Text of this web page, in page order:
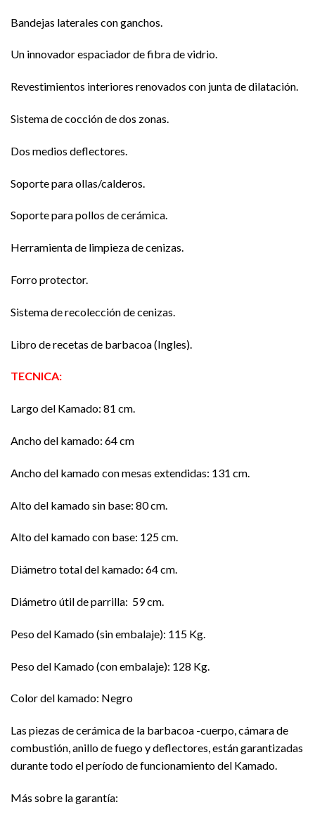
Bandejas laterales con ganchos.
Un innovador espaciador de fibra de vidrio.
Revestimientos interiores renovados con junta de dilatación.
Sistema de cocción de dos zonas.
Dos medios deflectores.
Soporte para ollas/calderos.
Soporte para pollos de cerámica.
Herramienta de limpieza de cenizas.
Forro protector.
Sistema de recolección de cenizas.
Libro de recetas de barbacoa (Ingles).
TECNICA:
Largo del Kamado: 81 cm.
Ancho del kamado: 64 cm
Ancho del kamado con mesas extendidas: 131 cm.
Alto del kamado sin base: 80 cm.
Alto del kamado con base: 125 cm.
Diámetro total del kamado: 64 cm.
Diámetro útil de parrilla: 59 cm.
Peso del Kamado (sin embalaje): 115 Kg.
Peso del Kamado (con embalaje): 128 Kg.
Color del kamado: Negro
Las piezas de cerámica de la barbacoa -cuerpo, cámara de
combustión, anillo de fuego y deflectores, están garantizadas
durante todo el período de funcionamiento del Kamado.
Más sobre la garantía: